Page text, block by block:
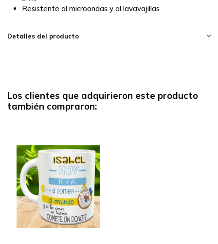
Resistente al microondas y al lavavajillas
Detalles del producto
Los clientes que adquirieron este producto
también compraron: